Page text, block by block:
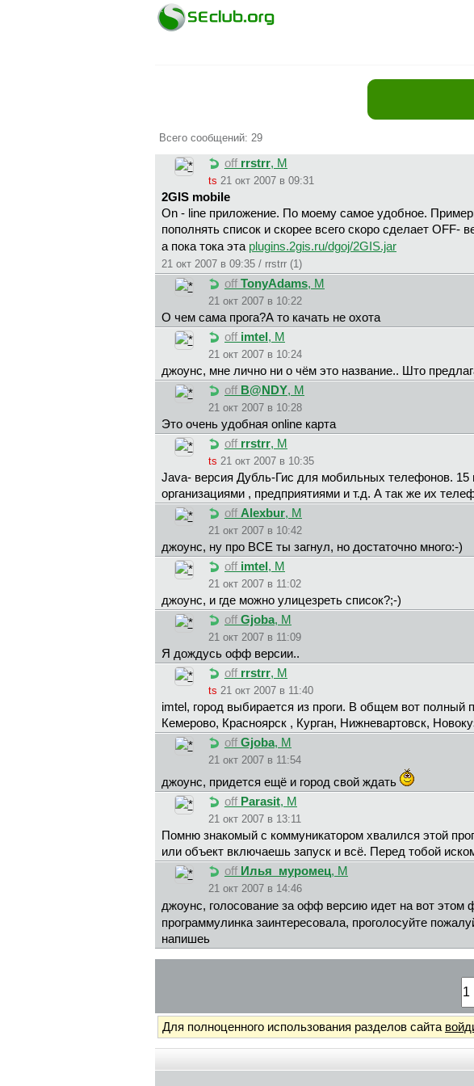
Всего сообщений: 29
off rrstrr, М
ts 21 окт 2007 в 09:31
2GIS mobile
On - line приложение. По моему самое удобное.
пополнять список и скорее всего скоро сделает
а пока тока эта plugins.2gis.ru/dgoj/2GIS.jar
21 окт 2007 в 09:35 / rrstrr (1)
off TonyAdams, М
21 окт 2007 в 10:22
О чем сама прога?А то качать не охота
off imtel , М
21 окт 2007 в 10:24
джoyнc, мне лично ни о чём это название.. Што
off B@NDY, М
21 окт 2007 в 10:28
Это очень удобная online карта
off rrstrr, М
ts 21 окт 2007 в 10:35
Java- версия Дубль-Гис для мобильных телефонов.
организациями , предприятиями и т.д. А так же их
off Alexbur, М
21 окт 2007 в 10:42
джoyнc, ну про ВСЕ ты загнул, но достаточно много:-)
off imtel , М
21 окт 2007 в 11:02
джoyнc, и где можно улицезреть список?;-)
off Gjoba, М
21 окт 2007 в 11:09
Я дождусь офф версии..
off rrstrr, М
ts 21 окт 2007 в 11:40
imtel, город выбирается из проги. В общем вот полный
Кемерово, Красноярск , Курган, Нижневартовск,
off Gjoba, М
21 окт 2007 в 11:54
джoyнc, придется ещё и город свой ждать
off Parasit, М
21 окт 2007 в 13:11
Помню знакомый с коммуникатором хвалился этой
или объект включаешь запуск и всё. Перед тобой
off Илья_мypoмeц, М
21 окт 2007 в 14:46
джoyнc, голосование за офф версию идет на вот этом
программулинка заинтересовала, проголосуйте
напишеь
Для полноценного использования разделов сайта